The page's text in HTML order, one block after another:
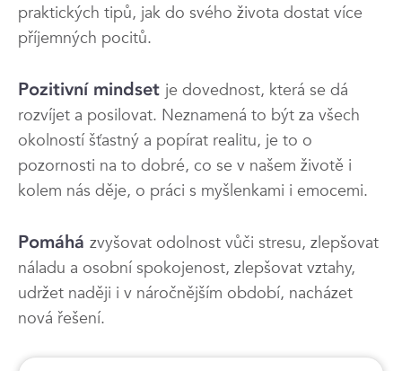
praktických tipů, jak do svého života dostat více
příjemných pocitů.
Pozitivní mindset je dovednost, která se dá
rozvíjet a posilovat. Neznamená to být za všech
okolností šťastný a popírat realitu, je to o
pozornosti na to dobré, co se v našem životě i
kolem nás děje, o práci s myšlenkami i emocemi.
Pomáhá zvyšovat odolnost vůči stresu, zlepšovat
náladu a osobní spokojenost, zlepšovat vztahy,
udržet naději i v náročnějším období, nacházet
nová řešení.